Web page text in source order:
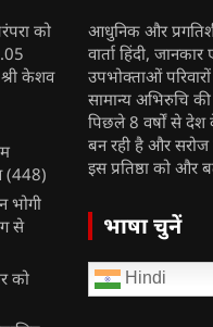
को
केशव
(448)
भोगी
से
को
आधुनिक और
वार्ता हिंदी,
उपभोक्ताओं
सामान्य अभिरुचि
पिछले 8 वर्षों से देश
बन रही है और सरोज
इस प्रतिष्ठा को और
भाषा चुनें
Hindi